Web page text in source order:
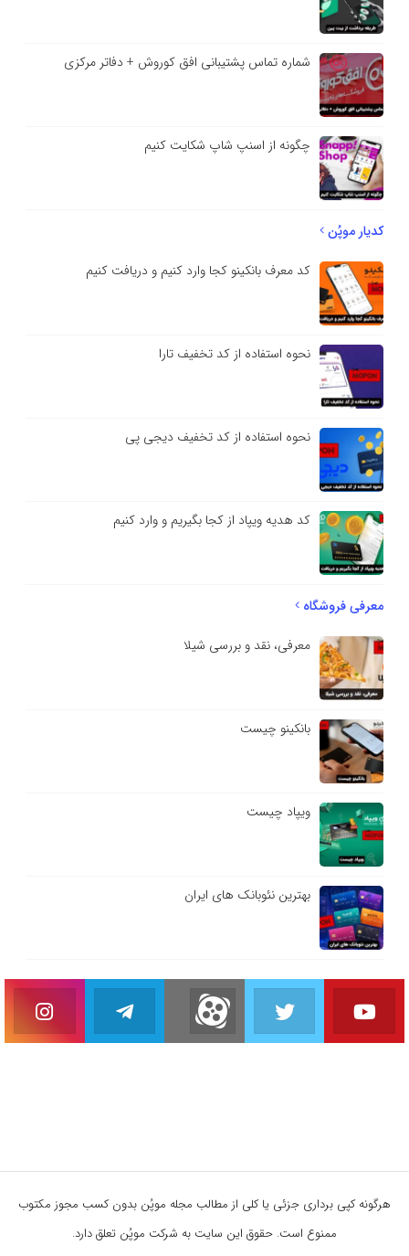
شماره تماس پشتیبانی افق کوروش + دفاتر مرکزی
چگونه از اسنپ شاپ شکایت کنیم
کدیار موپُن
کد معرف بانکینو کجا وارد کنیم و دریافت کنیم
نحوه استفاده از کد تخفیف تارا
نحوه استفاده از کد تخفیف دیجی پی
کد هدیه ویپاد از کجا بگیریم و وارد کنیم
معرفی فروشگاه
معرفی، نقد و بررسی شیلا
بانکینو چیست
ویپاد چیست
بهترین نئوبانک های ایران
هرگونه کپی برداری جزئی یا کلی از مطالب مجله موپُن بدون کسب مجوز مکتوب
ممنوع است. حقوق این سایت به شرکت موپُن تعلق دارد.